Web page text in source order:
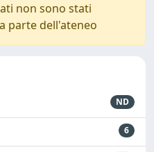
non sono stati
parte dell'ateneo
ND
6